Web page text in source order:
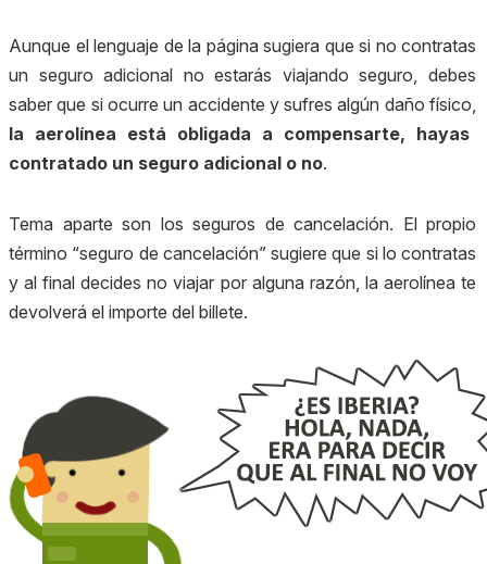
Aunque el lenguaje de la página sugiera que si no contratas
un seguro adicional no estarás viajando seguro, debes
saber que si ocurre un accidente y sufres algún daño físico,
la aerolínea está obligada a compensarte, hayas
contratado un seguro adicional o no.
Tema aparte son los seguros de cancelación. El propio
término “seguro de cancelación” sugiere que si lo contratas
y al final decides no viajar por alguna razón, la aerolínea te
devolverá el importe del billete.